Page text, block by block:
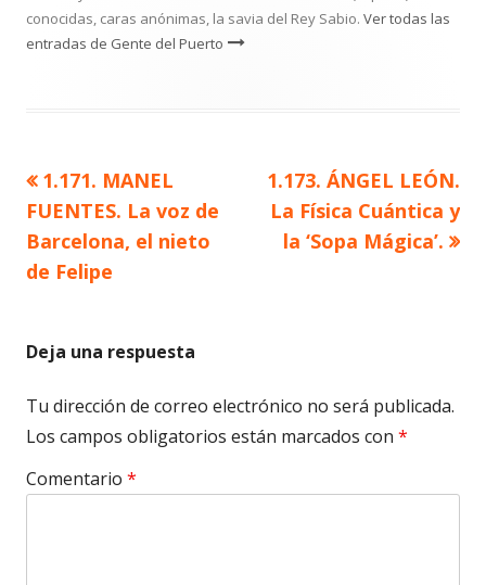
conocidas, caras anónimas, la savia del Rey Sabio. Ver todas las
entradas de Gente del Puerto
Navegación
de
entradas
Artículo
anterior
1.171. MANEL
FUENTES. La voz de
Barcelona, el nieto
de Felipe
Artículo
siguiente
1.173. ÁNGEL LEÓN.
La Física Cuántica y
la ‘Sopa Mágica’.
Deja una respuesta
Tu dirección de correo electrónico no será publicada.
Los campos obligatorios están marcados con *
Comentario *